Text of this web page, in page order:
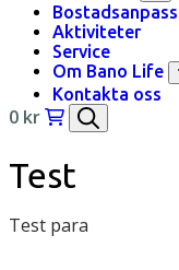
Aktiviteter
Service
Om Bano Life
Kontakta oss
0 kr
Test
Test para